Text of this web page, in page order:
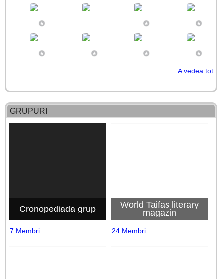
A vedea tot
GRUPURI
Cronopediada grup
7 Membri
World Taifas literary
magazin
24 Membri